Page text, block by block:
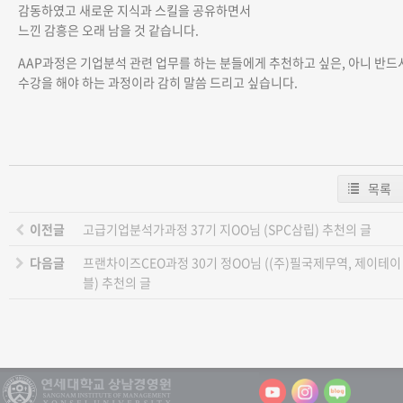
감동하였고 새로운 지식과 스킬을 공유하면서
느낀 감흥은 오래 남을 것 같습니다.
AAP과정은 기업분석 관련 업무를 하는 분들에게 추천하고 싶은, 아니 반드
수강을 해야 하는 과정이라 감히 말씀 드리고 싶습니다.
목록
이전글
고급기업분석가과정 37기 지OO님 (SPC삼립) 추천의 글
다음글
프랜차이즈CEO과정 30기 정OO님 ((주)필국제무역, 제이테이
블) 추천의 글